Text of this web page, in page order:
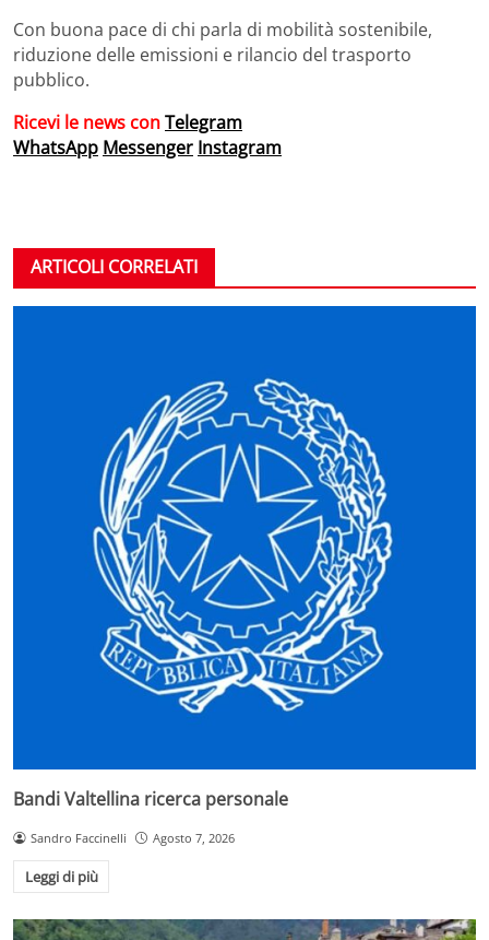
Con buona pace di chi parla di mobilità sostenibile,
riduzione delle emissioni e rilancio del trasporto
pubblico.
Ricevi le news conTelegram
WhatsApp Messenger Instagram
ARTICOLI CORRELATI
Bandi Valtellina ricerca personale
Sandro Faccinelli Agosto 7, 2026
Leggi di più